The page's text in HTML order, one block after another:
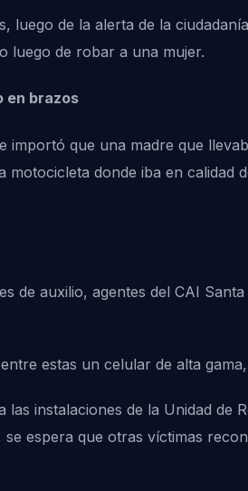
luego de la alerta de la
luego de robar a una mujer.
en brazos
importó que una madre que
motocicleta donde iba en
de auxilio, agentes del CAI
estas un celular de alta
las instalaciones de la Unidad de
espera que otras víctimas